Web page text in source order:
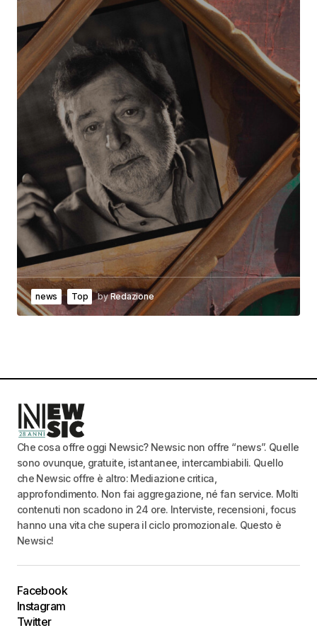
news Top byRedazione
Che cosa offre oggi Newsic? Newsic non offre “news”. Quelle
sono ovunque, gratuite, istantanee, intercambiabili. Quello
che Newsic offre è altro: Mediazione critica,
approfondimento. Non fai aggregazione, né fan service. Molti
contenuti non scadono in 24 ore. Interviste, recensioni, focus
hanno una vita che supera il ciclo promozionale. Questo è
Newsic!
Facebook
Instagram
Twitter